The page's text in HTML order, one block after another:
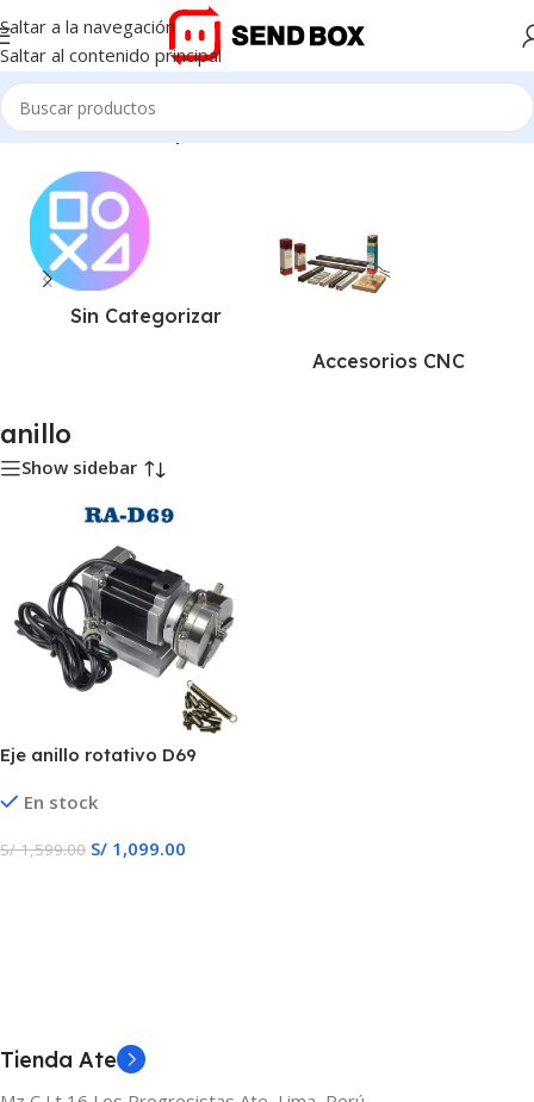
Saltar a la navegación
Saltar al contenido principal
Inicio/Productos etiquetados “anillo”
Sin Categorizar
Accesorios CNC
anillo
Show sidebar
Eje anillo rotativo D69
En stock
S/1,599.00 S/ 1,099.00
Tienda Ate